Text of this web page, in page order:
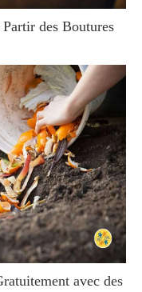
des Boutures
avec des